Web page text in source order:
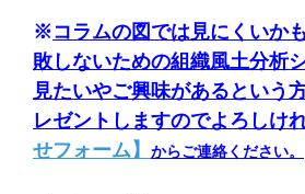
※コラムの図では見にくいか
敗しないための組織風土分析
見たいやご興味があるという方
レゼントしますのでよろしけ
せフォーム 】 からご連絡ください。